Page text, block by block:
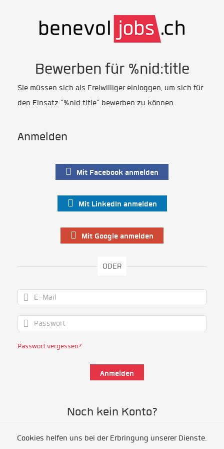
Bewerben für %nid:title
Sie müssen sich als Freiwilliger einloggen, um sich für
den Einsatz "%nid:title" bewerben zu können.
Anmelden
Mit Facebook anmelden
Mit LinkedIn anmelden
Mit Google anmelden
ODER
Passwort vergessen?
Noch kein Konto?
Als Freiwillige/r registrieren
Cookies helfen uns bei der Erbringung unserer Dienste.